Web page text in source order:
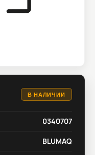
В НАЛИЧИИ
0340707
BLUMAQ